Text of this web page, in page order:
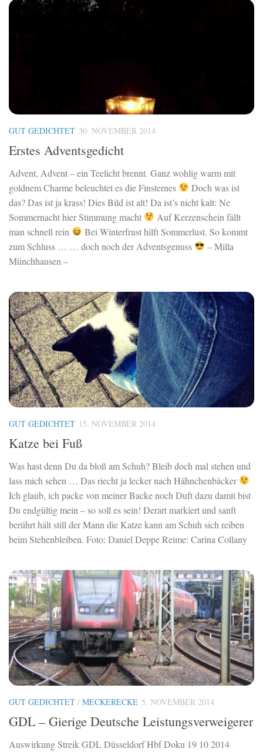
GUT GEDICHTET 30. NOVEMBER 2014
Erstes Adventsgedicht
Advent, Advent – ein Teelicht brennt. Ganz wohlig warm mit
goldnem Charme beleuchtet es die Finsternes
Doch was ist
das? Das ist ja krass! Dies Bild ist alt! Da ist’s nicht kalt: Ne
Sommernacht hier Stimmung macht
Auf Kerzenschein fällt
man schnell rein
Bei Winterfrust hilft Sommerlust. So kommt
zum Schluss … … doch noch der Adventsgenuss
– Milla
Münchhausen –
GUT GEDICHTET 15. NOVEMBER 2014
Katze bei Fuß
Was hast denn Du da bloß am Schuh? Bleib doch mal stehen und
lass mich sehen … Das riecht ja lecker nach Hähnchenbäcker
Ich glaub, ich packe von meiner Backe noch Duft dazu damit bist
Du endgültig mein – so soll es sein! Derart markiert und sanft
berührt hält still der Mann die Katze kann am Schuh sich reiben
beim Stehenbleiben. Foto: Daniel Deppe Reime: Carina Collany
GUT GEDICHTET / MECKERECKE 5. NOVEMBER 2014
GDL – Gierige Deutsche Leistungsverweigerer
Auswirkung Streik GDL Düsseldorf Hbf Doku 19 10 2014